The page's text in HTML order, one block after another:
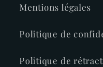
Mentions légales
Politique de
Politique de